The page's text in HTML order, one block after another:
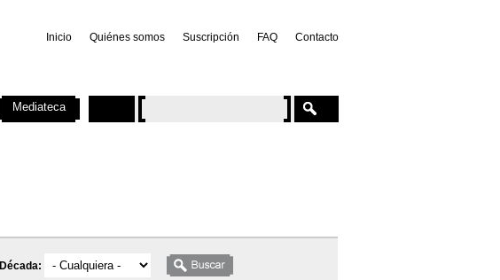
Inicio Quiénes somos Suscripción FAQ Contacto
Década:
Mediateca